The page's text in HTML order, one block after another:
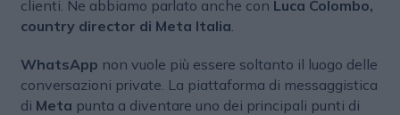
clienti. Ne abbiamo parlato anche con Luca Colombo,
country director di Meta Italia
WhatsApp non vuole più essere soltanto il luogo delle
conversazioni private. La piattaforma di messaggistica
di Meta punta a diventare uno dei principali punti di